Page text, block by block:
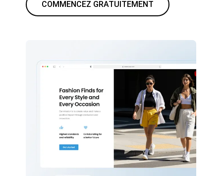
COMMENCEZ GRATUITEMENT